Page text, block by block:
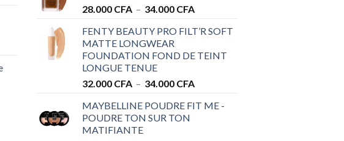
à
28.000 CFA – 34.000 CFAPlage
prix :
à
FENTY BEAUTY PRO FILT’R SOFT
MATTE LONGWEAR
FOUNDATION FOND DE TEINT
LONGUE TENUE
32.000 CFA – 34.000 CFAPlage
prix :
MAYBELLINE POUDRE FIT ME -
POUDRE TON SUR TON
MATIFIANTE